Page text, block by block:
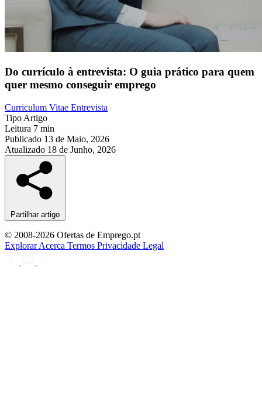
Do currículo à entrevista: O guia prático para quem
quer mesmo conseguir emprego
Curriculum Vitae Entrevista
Tipo Artigo
Leitura 7 min
Publicado 13 de Maio, 2026
Atualizado 18 de Junho, 2026
Partilhar artigo
© 2008-2026 Ofertas de Emprego.pt
ExplorarAcerca Termos Privacidade Legal